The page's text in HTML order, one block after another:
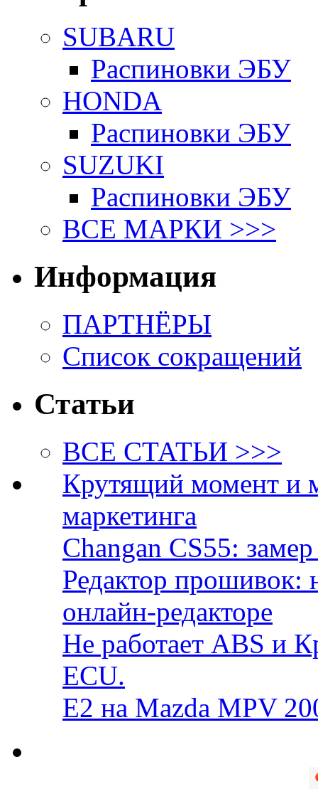
SUBARU
Распиновки ЭБУ
HONDA
Распиновки ЭБУ
SUZUKI
Распиновки ЭБУ
ВСЕ МАРКИ >>>
Информация
ПАРТНЁРЫ
Список сокращений
Статьи
ВСЕ СТАТЬИ >>>
Крутящий момент и
маркетинга
Changan CS55:
Редактор прошивок:
онлайн-редакторе
Не работает ABS и
ECU.
E2 на Mazda MPV